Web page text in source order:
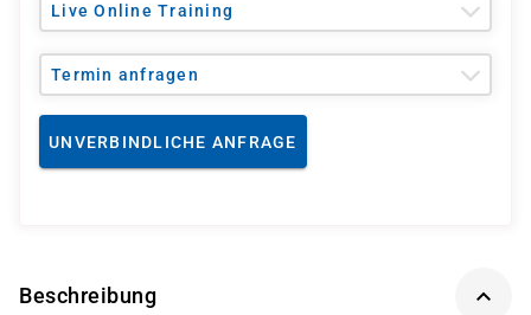
Live Online Training
Termin anfragen
UNVERBINDLICHE ANFRAGE
Beschreibung